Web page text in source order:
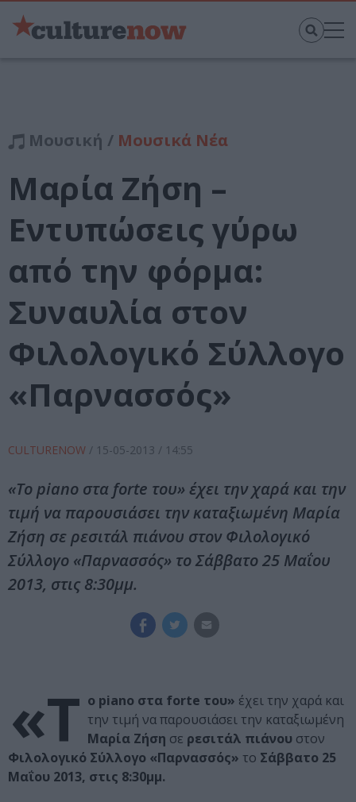
Μουσική / Μουσικά Νέα
Μαρία Ζήση –
Εντυπώσεις γύρω
από την φόρμα:
Συναυλία στον
Φιλολογικό Σύλλογο
«Παρνασσός»
CULTURENOW / 15-05-2013 / 14:55
«Το piano στα forte του» έχει την χαρά και την
τιμή να παρουσιάσει την καταξιωμένη Μαρία
Ζήση σε ρεσιτάλ πιάνου στον Φιλολογικό
Σύλλογο «Παρνασσός» το Σάββατο 25 Μαΐου
2013, στις 8:30μμ.
«Τ ο piano στα forte του» έχει την χαρά και
την τιμή να παρουσιάσει την καταξιωμένη
Μαρία Ζήση σε ρεσιτάλ πιάνου στον
Φιλολογικό Σύλλογο «Παρνασσός» το Σάββατο 25
Μαΐου 2013, στις 8:30μμ.